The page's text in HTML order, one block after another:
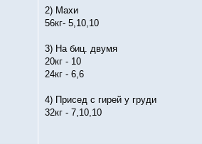
2) Махи
56кг- 5,10,10
3) На биц. двумя
20кг - 10
24кг - 6,6
4) Присед с гирей у груди
32кг - 7,10,10